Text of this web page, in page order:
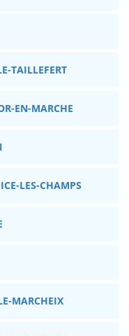
TAILLEFERT
EN-MARCHE
LES-CHAMPS
MARCHEIX